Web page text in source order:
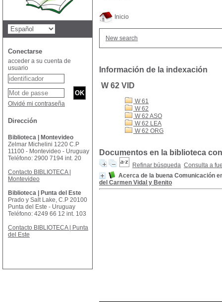
Inicio
New search
Información de la indexación
W 62 VID
W 61
W 62
W 62 ASO
W 62 LEA
W 62 ORG
Documentos en la biblioteca
Refinar búsqueda Consulta a
Acerca de la buena Comunicación
del Carmen Vidal y Benito
Conectarse
acceder a su cuenta de
usuario
Olvidé mi contraseña
Dirección
Biblioteca | Montevideo
Zelmar Michelini 1220 C.P
11100 - Montevideo - Uruguay
Teléfono: 2900 7194 int. 20
Contacto BIBLIOTECA |
Montevideo
Biblioteca | Punta del Este
Prado y Salt Lake, C.P 20100
Punta del Este - Uruguay
Teléfono: 4249 66 12 int. 103
Contacto BIBLIOTECA | Punta
del Este